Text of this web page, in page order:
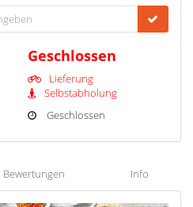
Geschlossen
Lieferung
Selbstabholung
Geschlossen
Bewertungen Info